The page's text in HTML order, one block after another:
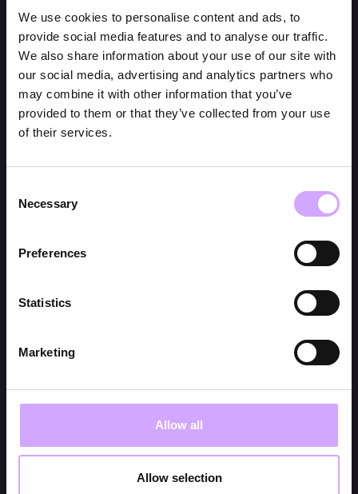
We use cookies to personalise content and ads, to
provide social media features and to analyse our traffic.
We also share information about your use of our site with
our social media, advertising and analytics partners who
may combine it with other information that you’ve
provided to them or that they’ve collected from your use
of their services.
Selection
Necessary
Preferences
Statistics
Marketing
Allow all
Allow selection